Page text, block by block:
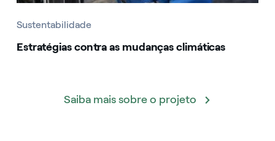
Sustentabilidade
Estratégias contra as mudanças climáticas
Saiba mais sobre o projeto